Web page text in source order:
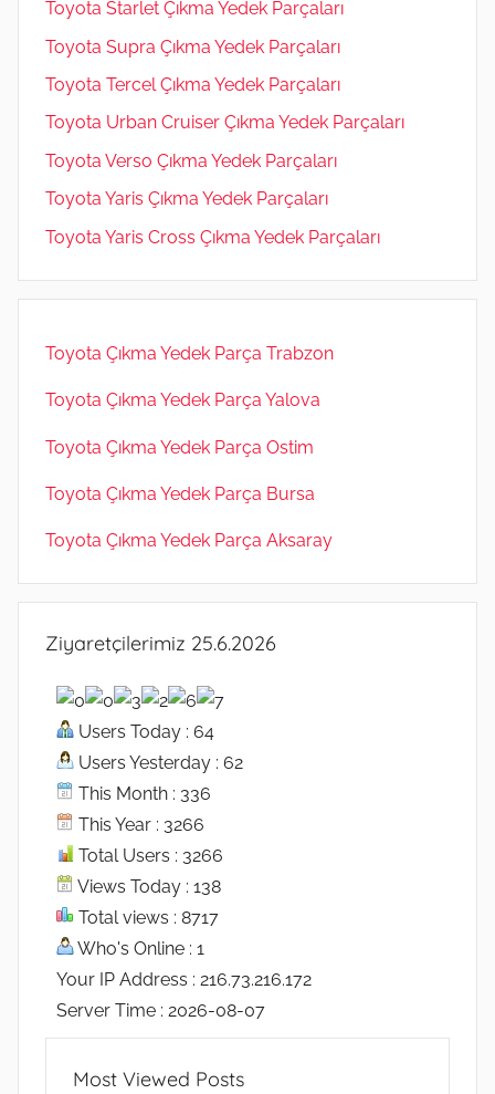
Toyota Starlet Çıkma Yedek Parçaları
Toyota Supra Çıkma Yedek Parçaları
Toyota Tercel Çıkma Yedek Parçaları
Toyota Urban Cruiser Çıkma Yedek Parçaları
Toyota Verso Çıkma Yedek Parçaları
Toyota Yaris Çıkma Yedek Parçaları
Toyota Yaris Cross Çıkma Yedek Parçaları
Toyota Çıkma Yedek Parça Trabzon
Toyota Çıkma Yedek Parça Yalova
Toyota Çıkma Yedek Parça Ostim
Toyota Çıkma Yedek Parça Bursa
Toyota Çıkma Yedek Parça Aksaray
Ziyaretçilerimiz 25.6.2026
Users Today : 64
Users Yesterday : 62
This Month : 336
This Year : 3266
Total Users : 3266
Views Today : 138
Total views : 8717
Who's Online : 1
Your IP Address : 216.73.216.172
Server Time : 2026-08-07
Most Viewed Posts